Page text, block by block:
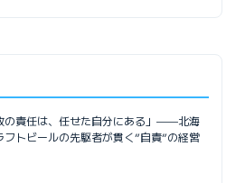
の責任は、任せた自分にある」——北海
フトビールの先駆者が貫く”自責”の経営